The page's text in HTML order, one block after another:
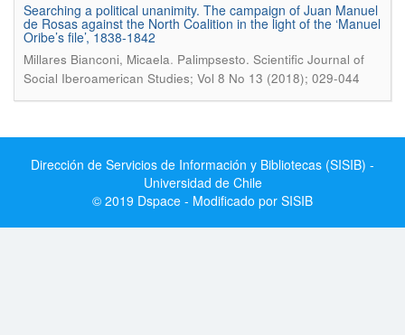
Searching a political unanimity. The campaign of Juan Manuel
de Rosas against the North Coalition in the light of the ‘Manuel
Oribe’s file’, 1838-1842
Millares Bianconi, Micaela. Palimpsesto. Scientific Journal of
Social Iberoamerican Studies; Vol 8 No 13 (2018); 029-044
Dirección de Servicios de Información y Bibliotecas (SISIB) -
Universidad de Chile
© 2019 Dspace - Modificado por SISIB